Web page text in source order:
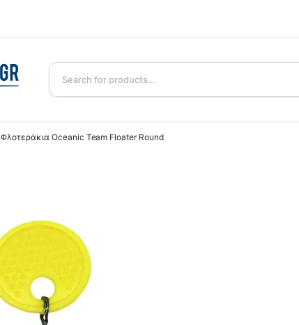
Φλοτεράκια Oceanic Team Floater Round